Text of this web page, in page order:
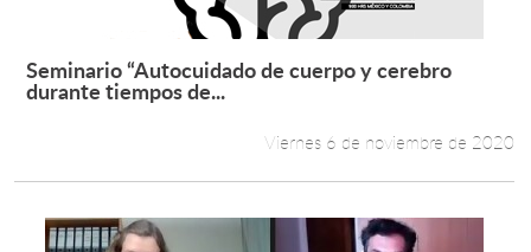
Leer más +
Seminario “Autocuidado de cuerpo y cerebro
durante tiempos de...
Viernes 6 de noviembre de 2020